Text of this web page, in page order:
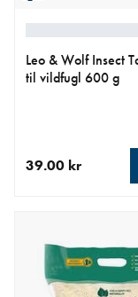
Leo & Wolf Insect
til vildfugl 600 g
39.00 kr